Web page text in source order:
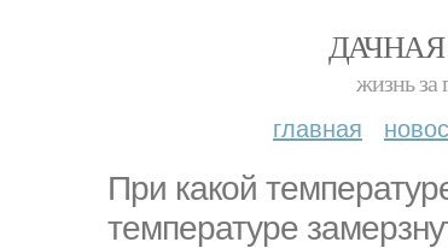
жизнь за
главная
При какой
температуре